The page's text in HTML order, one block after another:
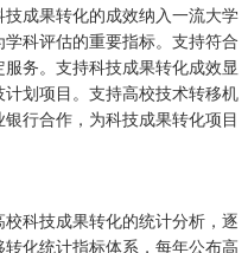
成果转化的成效纳入一流大学
科评估的重要指标。支持符合
务。支持科技成果转化成效显
划项目。支持高校技术转移机
行合作，为科技成果转化项目
科技成果转化的统计分析，逐
化统计指标体系，每年公布高